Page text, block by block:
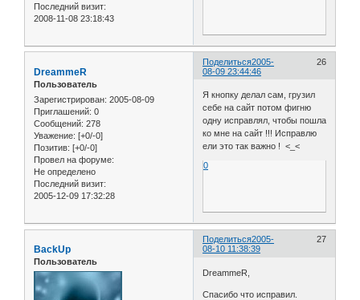
Последний визит:
2008-11-08 23:18:43
Поделиться 26
2005-
08-09 23:44:46
DreammeR
Пользователь
Зарегистрирован: 2005-08-09
Приглашений: 0
Сообщений: 278
Уважение: [+0/-0]
Позитив: [+0/-0]
Провел на форуме:
Не определено
Последний визит:
2005-12-09 17:32:28
Я кнопку делал сам, грузил
себе на сайт потом фигню
одну исправлял, чтобы пошла
ко мне на сайт !!! Исправлю
ели это так важно ! <_<
0
Поделиться 27
2005-
08-10 11:38:39
BackUp
Пользователь
DreammeR,
Спасибо что исправил.